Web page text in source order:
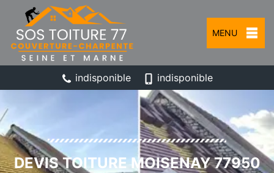
MENU
indisponible indisponible
DEVIS TOITURE MOISENAY 77950